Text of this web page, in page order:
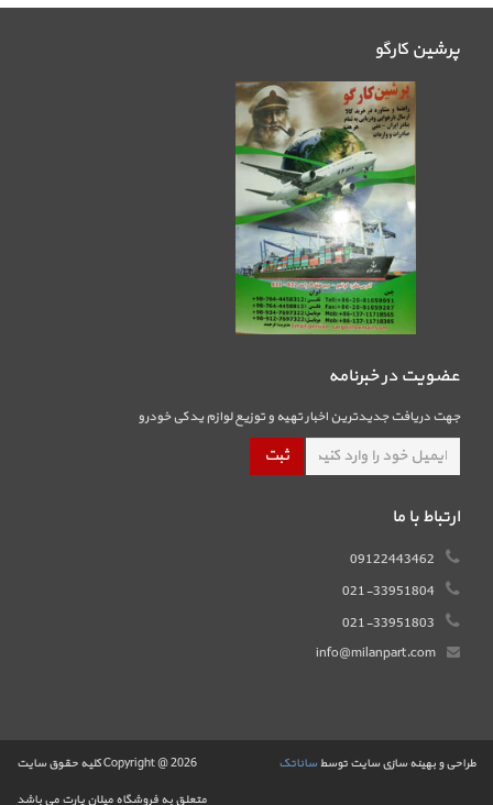
پرشین کارگو
عضویت در خبرنامه
جهت دریافت جدیدترین اخبار تهیه و توزیع لوازم یدکی خودرو
ارتباط با ما
09122443462
021-33951804
021-33951803
info@milanpart.com
طراحی و بهینه سازی سایت توسطساناتک
Copyright @ 2026 کلیه حقوق سایت
متعلق به فروشگاه میلان پارت می باشد